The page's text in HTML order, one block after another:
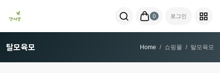
0 로그인
탈모육모 Home 쇼핑몰 탈모육모